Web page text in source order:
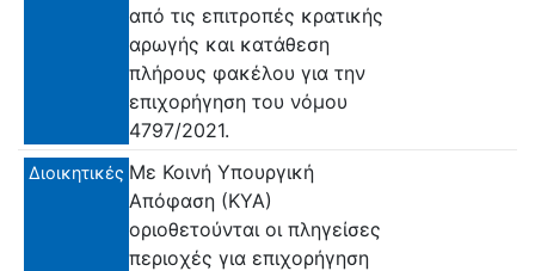
από τις επιτροπές κρατικής
αρωγής και κατάθεση
πλήρους φακέλου για την
επιχορήγηση του νόμου
4797/2021.
Διοικητικές Με Κοινή Υπουργική
Απόφαση (ΚΥΑ)
οριοθετούνται οι πληγείσες
περιοχές για επιχορήγηση